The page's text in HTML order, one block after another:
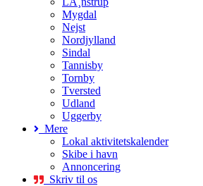
Mygdal
Nejst
Nordjylland
Sindal
Tannisby
Tornby
Tversted
Udland
Uggerby
Mere
Lokal aktivitetskalender
Skibe i havn
Annoncering
Skriv til os